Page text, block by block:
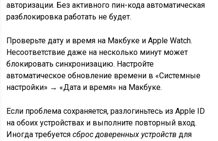
авторизации. Без активного пин-кода автоматическая
разблокировка работать не будет.
Проверьте дату и время на Макбуке и Apple Watch.
Несоответствие даже на несколько минут может
блокировать синхронизацию. Настройте
автоматическое обновление времени в «Системные
настройки» → «Дата и время» на Макбуке.
Если проблема сохраняется, разлогиньтесь из Apple ID
на обоих устройствах и выполните повторный вход.
Иногда требуетсясброс доверенных устройств для